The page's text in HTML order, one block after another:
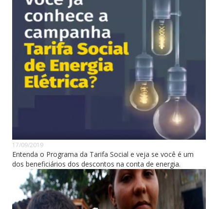
17/09/2019
Entenda o Programa da Tarifa Social e veja se você é um
dos beneficiários dos descontos na conta de energia.